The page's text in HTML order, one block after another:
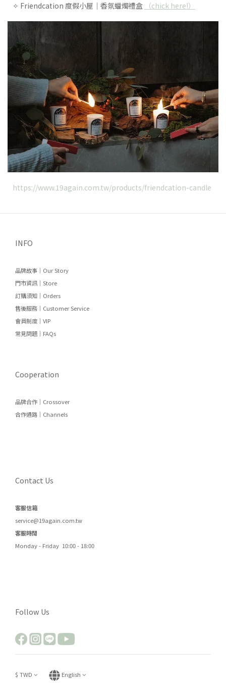
✧ Friendcation 度假小屋｜香氛蠟燭禮盒 （chick here!）
https://www.19again.com.tw/products/friendcation-candle
INFO
品牌故事｜Our Story
門市資訊｜Store
訂購須知｜Orders
售後服務｜Customer Service
會員制度｜VIP
常見問題｜FAQs
Cooperation
品牌合作｜Crossover
合作通路｜Channels
Contact Us
客服信箱
service@19again.com.tw
客服時間
Monday - Friday 10:00 - 18:00
Follow Us
$ TWD English